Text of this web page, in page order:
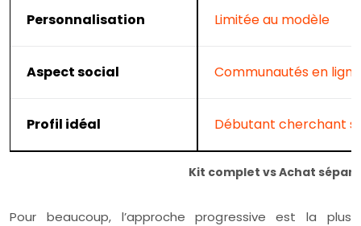
Kit complet vs Achat
Personnalisation Limitée au modèle
Aspect social Communautés en
Profil idéal Débutant cherchant
Pour beaucoup, l’approche progressive est la plus